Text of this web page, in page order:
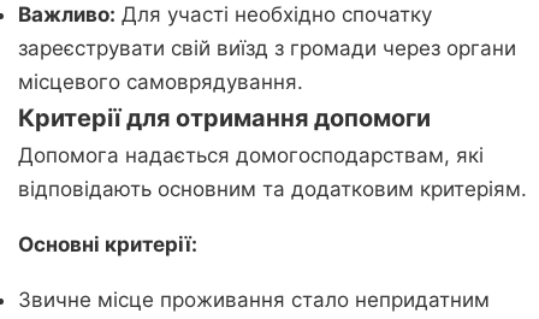
Важливо: Для участі необхідно спочатку
зареєструвати свій виїзд з громади через органи
місцевого самоврядування.
Критерії для отримання допомоги
Допомога надається домогосподарствам, які
відповідають основним та додатковим критеріям.
Основні критерії:
Звичне місце проживання стало непридатним